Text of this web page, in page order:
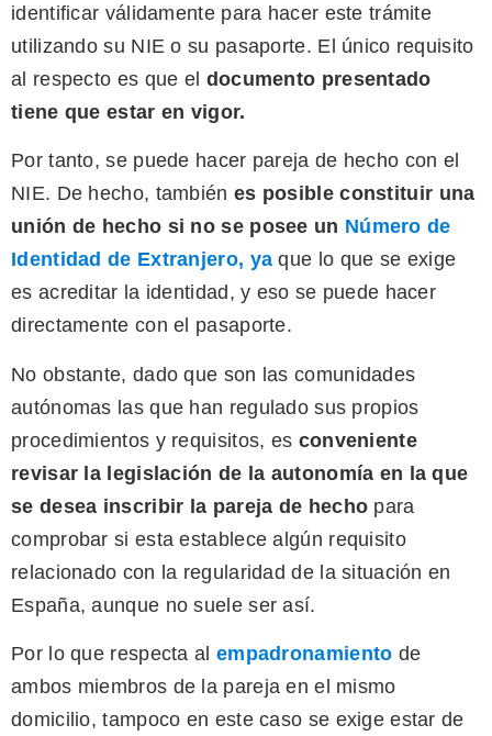
identificar válidamente para hacer este trámite
utilizando su NIE o su pasaporte. El único requisito
al respecto es que el documento presentado
tiene que estar en vigor.
Por tanto, se puede hacer pareja de hecho con el
NIE. De hecho, también es posible constituir una
unión de hecho si no se posee un Número de
Identidad de Extranjero, ya que lo que se exige
es acreditar la identidad, y eso se puede hacer
directamente con el pasaporte.
No obstante, dado que son las comunidades
autónomas las que han regulado sus propios
procedimientos y requisitos, es conveniente
revisar la legislación de la autonomía en la que
se desea inscribir la pareja de hecho para
comprobar si esta establece algún requisito
relacionado con la regularidad de la situación en
España, aunque no suele ser así.
Por lo que respecta al empadronamiento de
ambos miembros de la pareja en el mismo
domicilio, tampoco en este caso se exige estar de